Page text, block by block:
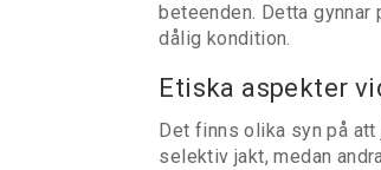
beteenden. Detta
dålig kondition.
Etiska aspekter
Det finns olika syn på
selektiv jakt, medan